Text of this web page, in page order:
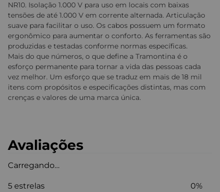
NR10. Isolação 1.000 V para uso em locais com baixas
tensões de até 1.000 V em corrente alternada. Articulação
suave para facilitar o uso. Os cabos possuem um formato
ergonômico para aumentar o conforto. As ferramentas são
produzidas e testadas conforme normas específicas.
Mais do que números, o que define a Tramontina é o
esforço permanente para tornar a vida das pessoas cada
vez melhor. Um esforço que se traduz em mais de 18 mil
itens com propósitos e especificações distintas, mas com
crenças e valores de uma marca única.
Avaliações
Carregando…
5 estrelas 0%